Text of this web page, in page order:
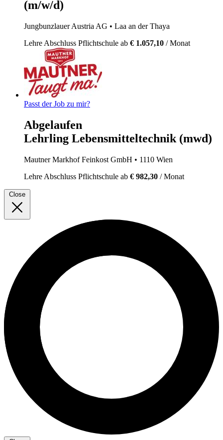
(m/w/d)
Jungbunzlauer Austria AG • Laa an der Thaya
Lehre Abschluss Pflichtschule ab € 1.057,10 / Monat
Passt der Job zu mir?
Abgelaufen
Lehrling Lebensmitteltechnik (mwd)
Mautner Markhof Feinkost GmbH • 1110 Wien
Lehre Abschluss Pflichtschule ab € 982,30 / Monat
Close